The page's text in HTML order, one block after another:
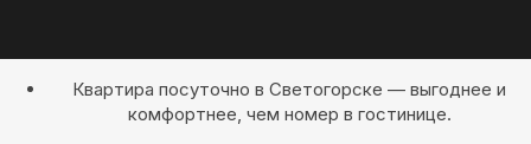
Квартира посуточно в Светогорске — выгоднее и
комфортнее, чем номер в гостинице.